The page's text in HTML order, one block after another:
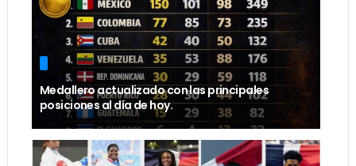
Medallero actualizado con las principales
posiciones al día de hoy.